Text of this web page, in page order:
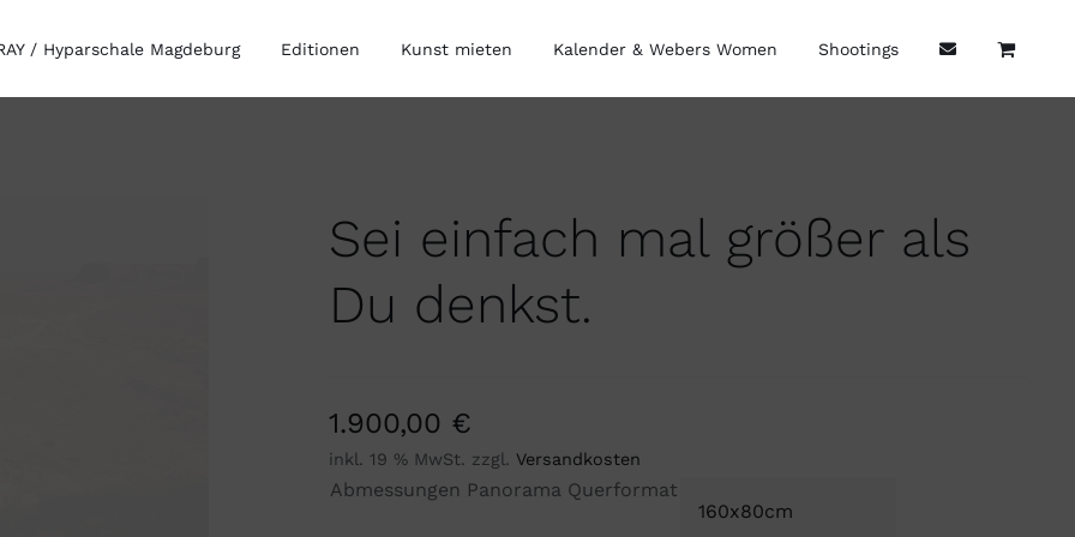
/ Hyparschale Magdeburg Editionen Kunst mieten Kalender & Webers Women Shootings
Sei einfach mal größer als
Du denkst.
1.900,00 €
inkl. 19 % MwSt. zzgl. Versandkosten
Abmessungen Panorama Querformat